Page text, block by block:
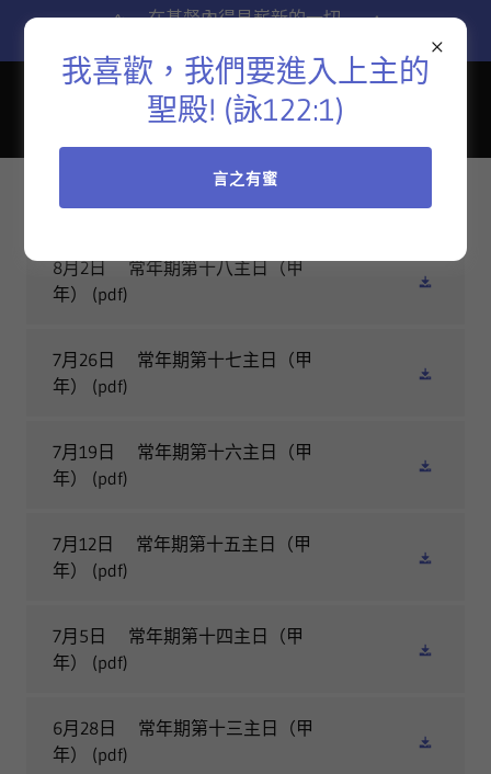
在基督內得見嶄新的一切
8月2日 常年期第十八主日（甲
年）
(pdf)
7月26日 常年期第十七主日（甲
年）
(pdf)
7月19日 常年期第十六主日（甲
年）
(pdf)
7月12日 常年期第十五主日（甲
年）
(pdf)
7月5日 常年期第十四主日（甲
年）
(pdf)
6月28日 常年期第十三主日（甲
年）
(pdf)
我喜歡，我們要進入上主的
聖殿! (詠122:1)
言之有蜜